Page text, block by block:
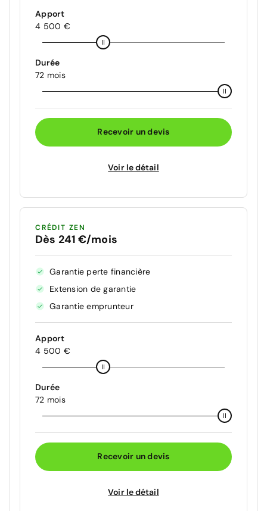
Apport
4 500 €
Durée
72 mois
Recevoir un devis
Voir le détail
CRÉDIT ZEN
Dès 241 €/mois
Garantie perte financière
Extension de garantie
Garantie emprunteur
Apport
4 500 €
Durée
72 mois
Recevoir un devis
Voir le détail